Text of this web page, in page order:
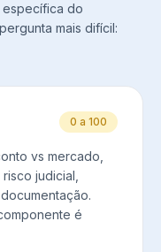
específica do
mais difícil:
0 a 100
vs mercado,
judicial,
é